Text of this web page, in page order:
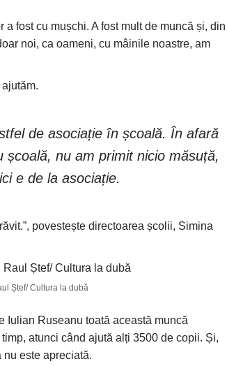
fost cu mușchi. A fost mult de muncă și, din
noi, ca oameni, cu mâinile noastre, am
de asociație în școală. În afară
nu am primit nicio măsuță,
e de la asociație.
povestește directoarea școlii, Simina
Ștef/ Cultura la dubă
Iulian Ruseanu toată această muncă
atunci când ajută alți 3500 de copii. Și,
este apreciată.